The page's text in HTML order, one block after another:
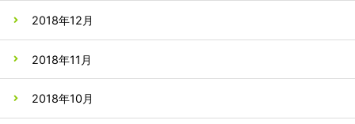
2018年12月
2018年11月
2018年10月